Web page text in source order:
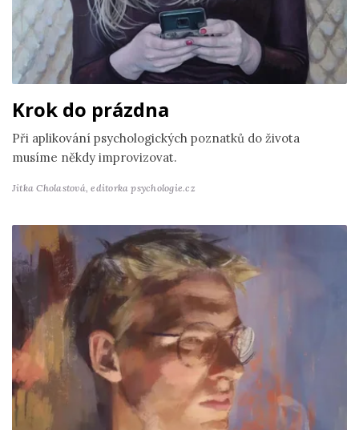
Krok do prázdna
Při aplikování psychologických poznatků do života
musíme někdy improvizovat.
Jitka Cholastová,editorka psychologie.cz